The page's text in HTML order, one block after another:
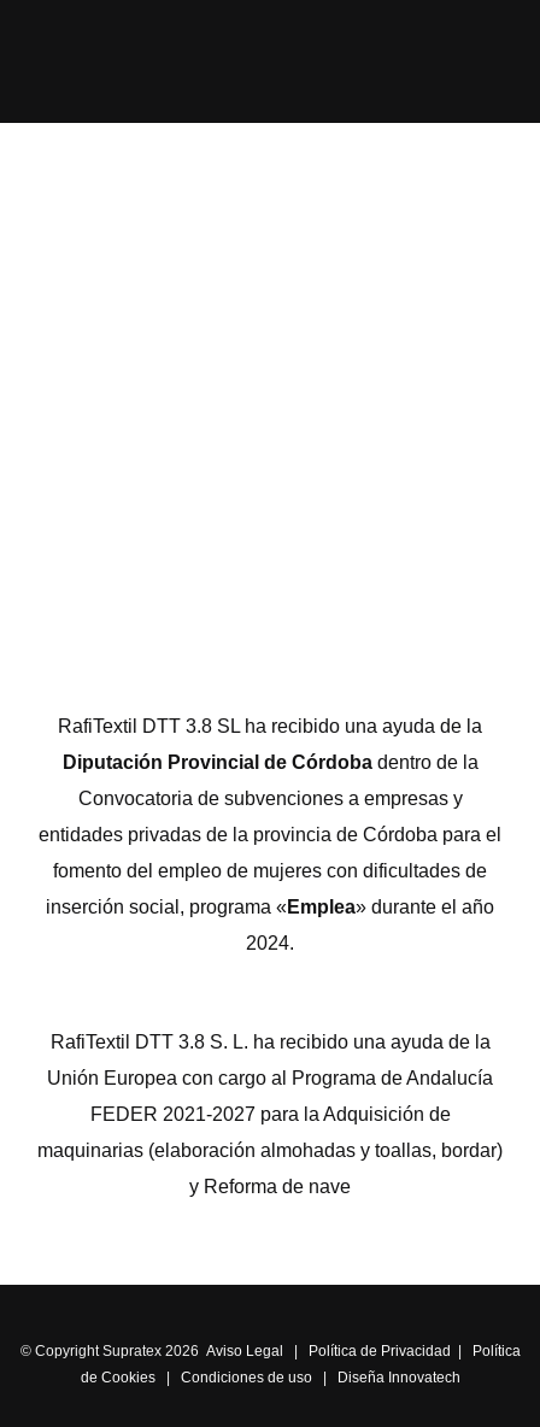
RafiTextil DTT 3.8 SL ha recibido una ayuda de la
Diputación Provincial de Córdobadentro de la
Convocatoria de subvenciones a empresas y
entidades privadas de la provincia de Córdoba para el
fomento del empleo de mujeres con dificultades de
inserción social, programa «Emplea» durante el año
2024.
RafiTextil DTT 3.8 S. L. ha recibido una ayuda de la
Unión Europea con cargo al Programa de Andalucía
FEDER 2021-2027 para la Adquisición de
maquinarias (elaboración almohadas y toallas, bordar)
y Reforma de nave
© Copyright Supratex 2026 Aviso Legal Política de Privacidad
Política
de Cookies| Condiciones de uso| Diseña Innovatech